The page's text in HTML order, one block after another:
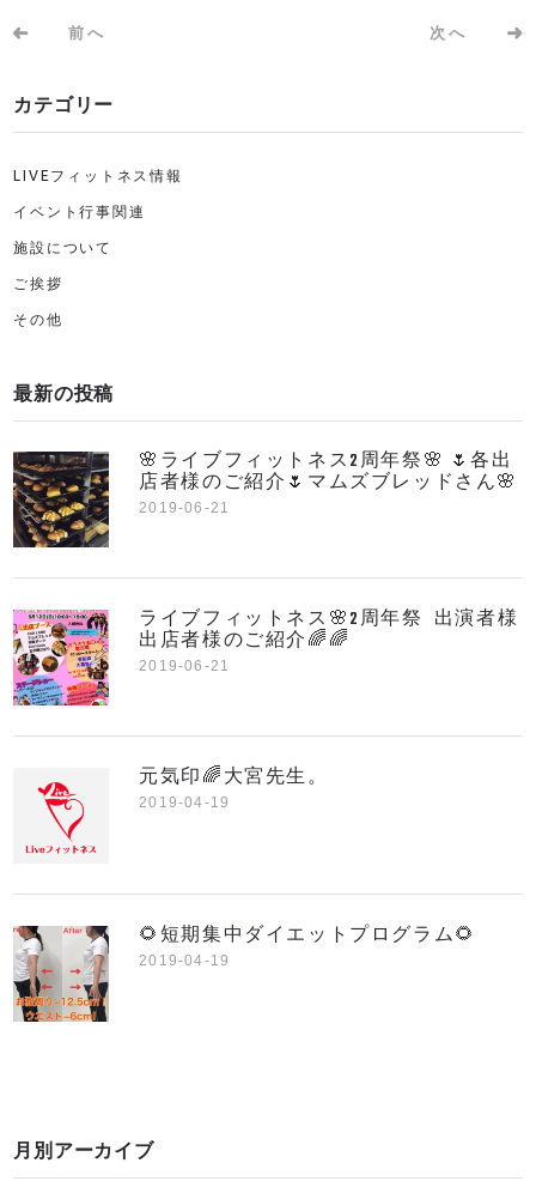
前へ 次へ
カテゴリー
LIVEフィットネス情報
イベント行事関連
施設について
ご挨拶
その他
最新の投稿
🌸ライブフィットネス2周年祭🌸 🌷各出
店者様のご紹介🌷マムズブレッドさん🌸
2019-06-21
ライブフィットネス🌸2周年祭 出演者様
出店者様のご紹介🌈🌈
2019-06-21
元気印🌈大宮先生。
2019-04-19
🌻短期集中ダイエットプログラム🌻
2019-04-19
月別アーカイブ